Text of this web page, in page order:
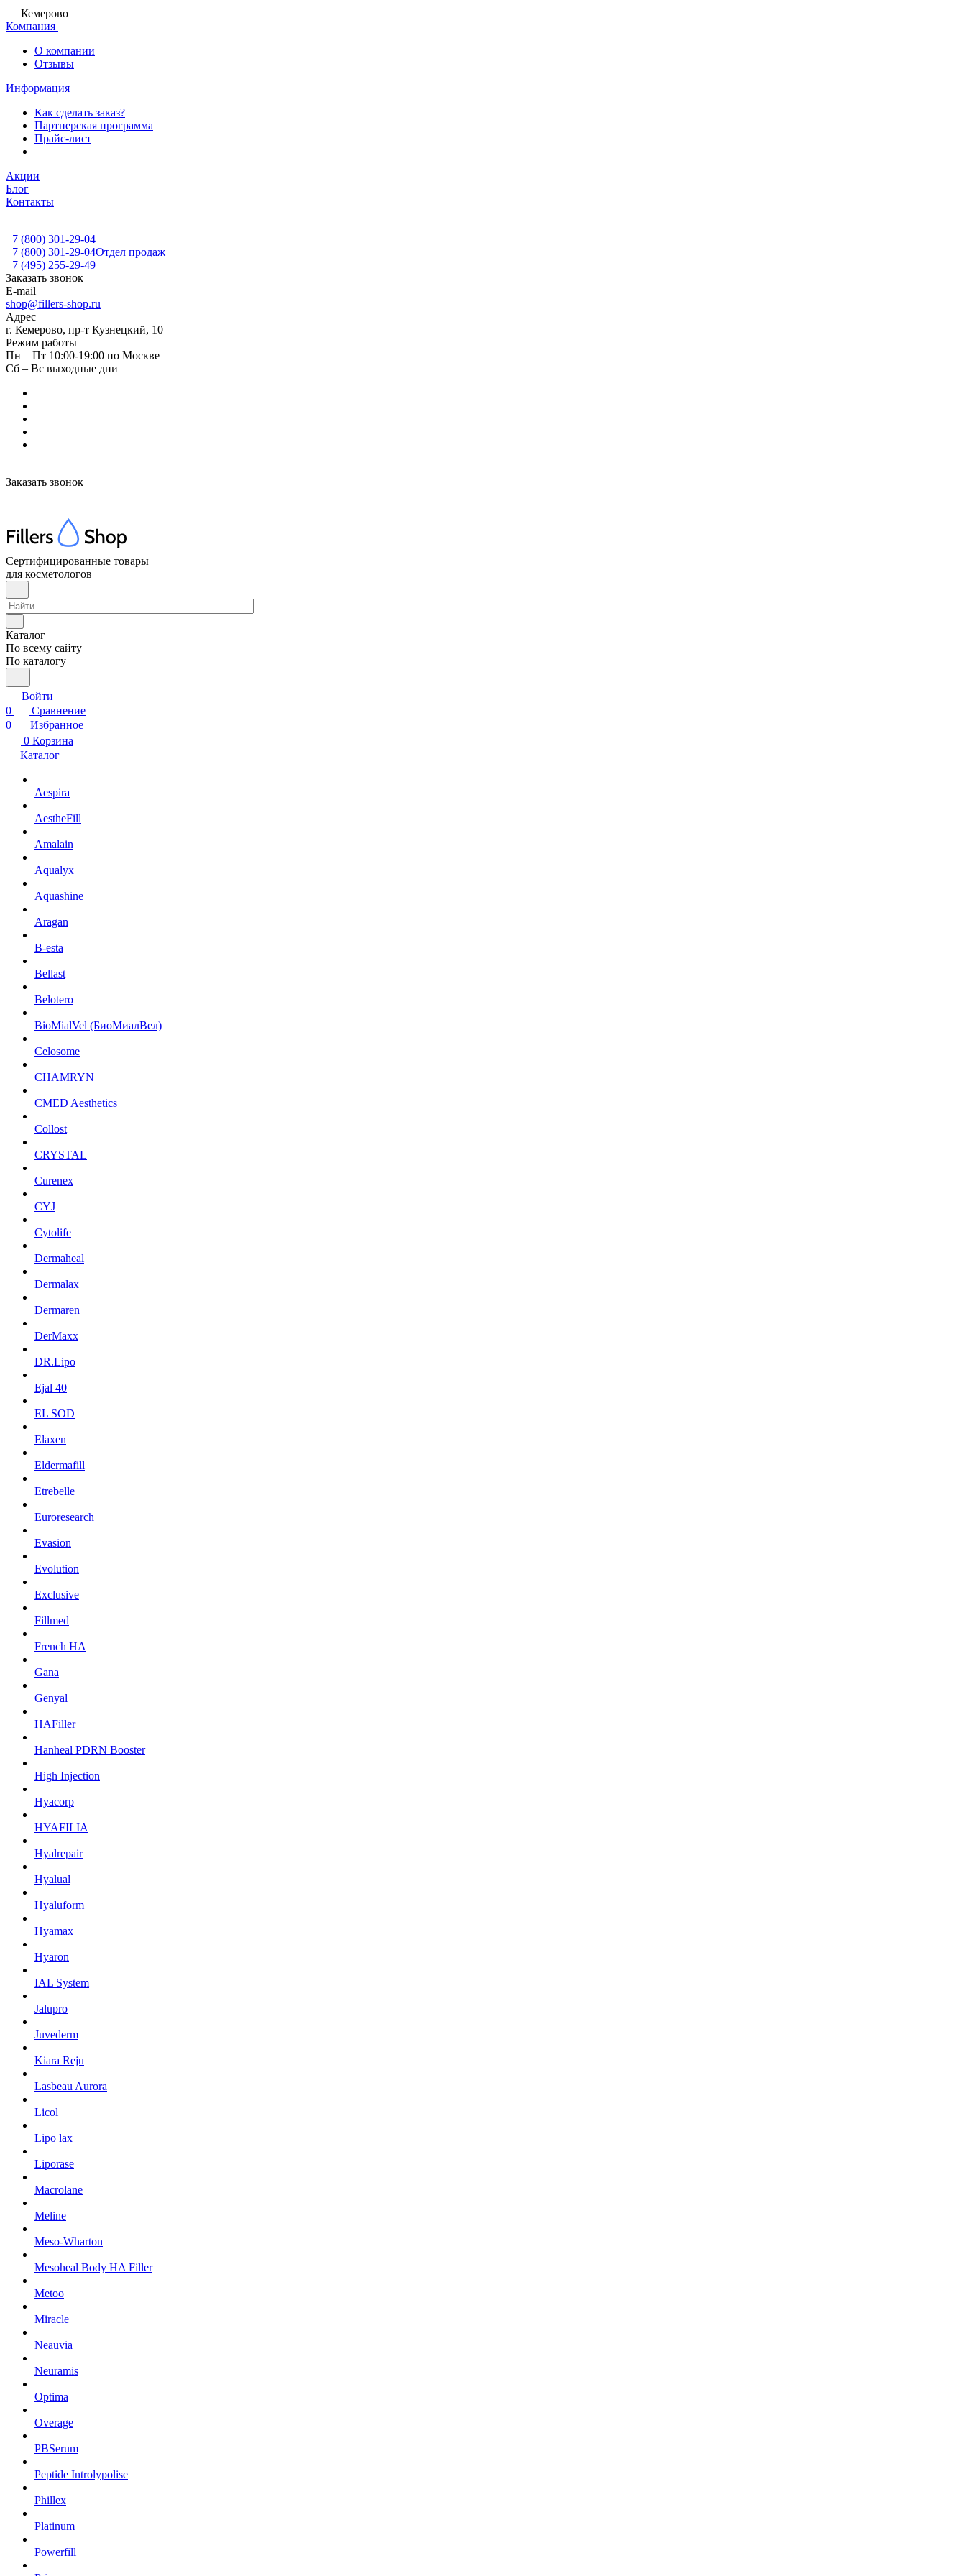
Кемерово
Компания
О компании
Отзывы
Информация
Как сделать заказ?
Партнерская программа
Прайс-лист
Акции
Блог
Контакты
+7 (800) 301-29-04
+7 (800) 301-29-04Отдел продаж
+7 (495) 255-29-49
Заказать звонок
E-mail
shop@fillers-shop.ru
Адрес
г. Кемерово, пр-т Кузнецкий, 10
Режим работы
Пн – Пт 10:00-19:00 по Москве
Сб – Вс выходные дни
Заказать звонок
Сертифицированные товары
для косметологов
Каталог
По всему сайту
По каталогу
Войти
0
Сравнение
0
Избранное
0 Корзина
Каталог
Aespira
AestheFill
Amalain
Aqualyx
Aquashine
Aragan
B-esta
Bellast
Belotero
BioMialVel (БиоМиалВел)
Celosome
CHAMRYN
CMED Aesthetics
Collost
CRYSTAL
Curenex
CYJ
Cytolife
Dermaheal
Dermalax
Dermaren
DerMaxx
DR.Lipo
Ejal 40
EL SOD
Elaxen
Eldermafill
Etrebelle
Euroresearch
Evasion
Evolution
Exclusive
Fillmed
French HA
Gana
Genyal
HAFiller
Hanheal PDRN Booster
High Injection
Hyacorp
HYAFILIA
Hyalrepair
Hyalual
Hyaluform
Hyamax
Hyaron
IAL System
Jalupro
Juvederm
Kiara Reju
Lasbeau Aurora
Licol
Lipo lax
Liporase
Macrolane
Meline
Meso-Wharton
Mesoheal Body HA Filler
Metoo
Miracle
Neauvia
Neuramis
Optima
Overage
PBSerum
Peptide Introlypolise
Phillex
Platinum
Powerfill